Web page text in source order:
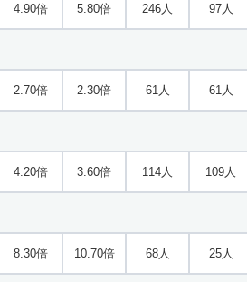
4.90倍 5.80倍 246人 97人
2.70倍 2.30倍 61人 61人
4.20倍 3.60倍 114人 109人
8.30倍 10.70倍 68人 25人